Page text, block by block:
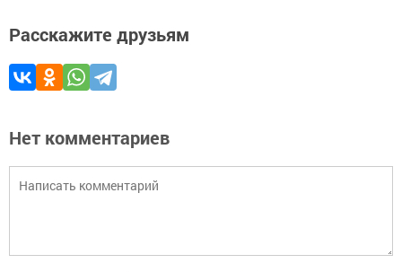
Расскажите друзьям
Нет комментариев